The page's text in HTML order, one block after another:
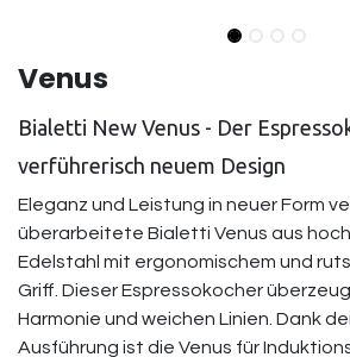
Venus
Bialetti New Venus - Der
verführerisch neuem Design
Eleganz und Leistung in neuer Form
überarbeitete Bialetti Venus aus
Edelstahl mit ergonomischem und
Griff. Dieser Espressokocher
Harmonie und weichen Linien. Dank
Ausführung ist die Venus für